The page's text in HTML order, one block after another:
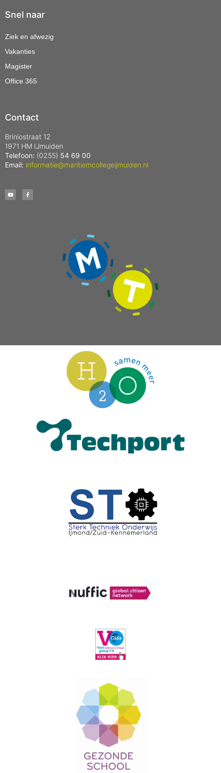
Snel naar
Ziek en afwezig
Vakanties
Magister
Office 365
Contact
Briniostraat 12
1971 HM IJmuiden
Telefoon: (0255) 54 69 00
Email: informatie@maritiemcollegeijmuiden.nl